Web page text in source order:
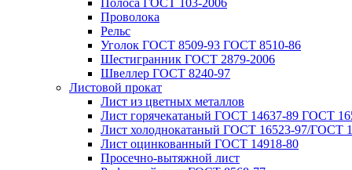
Полоса ГОСТ 103-2006
Проволока
Рельс
Уголок ГОСТ 8509-93 ГОСТ 8510-86
Шестигранник ГОСТ 2879-2006
Швеллер ГОСТ 8240-97
Листовой прокат
Лист из цветных металлов
Лист горячекатаный ГОСТ 14637-89 ГОСТ
Лист холоднокатаный ГОСТ 16523-97/ГОСТ
Лист оцинкованный ГОСТ 14918-80
Просечно-вытяжной лист